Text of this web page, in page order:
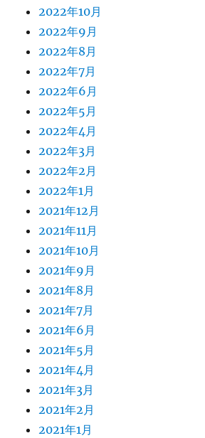
2022年10月
2022年9月
2022年8月
2022年7月
2022年6月
2022年5月
2022年4月
2022年3月
2022年2月
2022年1月
2021年12月
2021年11月
2021年10月
2021年9月
2021年8月
2021年7月
2021年6月
2021年5月
2021年4月
2021年3月
2021年2月
2021年1月